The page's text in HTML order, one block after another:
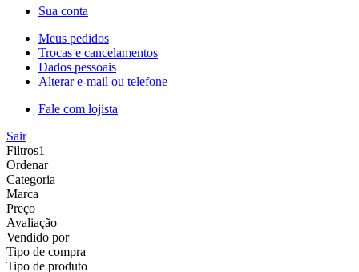
Sua conta
Meus pedidos
Trocas e cancelamentos
Dados pessoais
Alterar e-mail ou telefone
Fale com lojista
Sair
Filtros1
Ordenar
Categoria
Marca
Preço
Avaliação
Vendido por
Tipo de compra
Tipo de produto